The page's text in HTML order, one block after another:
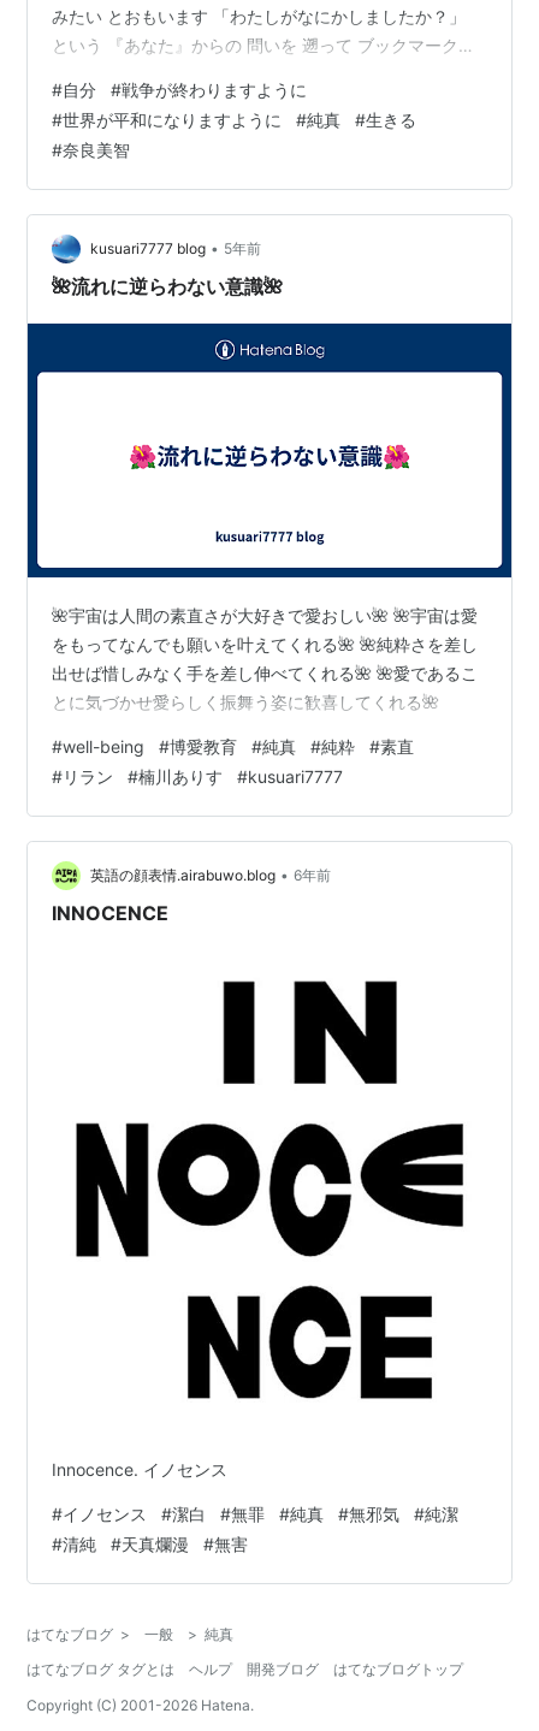
みたい とおもいます 「わたしがなにかしましたか？」
という 『あなた』からの 問いを 遡って ブックマークコ
えを 知っているのは ご質問された 『あなた』自身です
それが 素直なおもいで わたしの答えです 『あなた』が
わたしのブログを 毎夜 ブックマークしているのは わた
しの ここの この言葉が この わたしの おもいが 世に流布
するにふさわしい よい言葉 真実の…
#自分 #戦争が終わりますように
#世界が平和になりますように #純真 #生きる
#奈良美智
kusuari7777 blog • 5年前
🌺流れに逆らわない意識🌺
🌺宇宙は人間の素直さが大好きで愛おしい🌺 🌺宇宙は愛
をもってなんでも願いを叶えてくれる🌺 🌺純粋さを差し
出せば惜しみなく手を差し伸べてくれる🌺 🌺愛であるこ
とに気づかせ愛らしく振舞う姿に歓喜してくれる🌺
#well-being #博愛教育 #純真 #純粋 #素直
#リラン #楠川ありす #kusuari7777
英語の顔表情.airabuwo.blog • 6年前
INNOCENCE
Innocence. イノセンス
#イノセンス #潔白 #無罪 #純真 #無邪気 #純潔
#清純 #天真爛漫 #無害
はてなブログ > 一般 > 純真
はてなブログ タグとは
ヘルプ 開発ブログ
はてなブログトップ
Copyright (C) 2001-2026 Hatena.